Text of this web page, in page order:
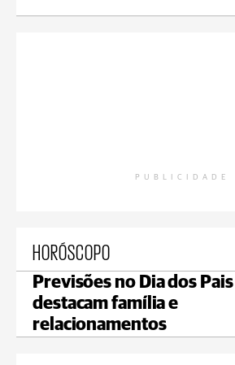
PUBLICIDADE
HORÓSCOPO
Previsões no Dia dos Pais
destacam família e
relacionamentos